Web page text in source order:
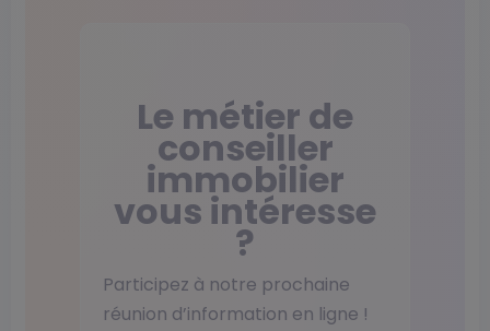
Le métier de
conseiller
immobilier
vous intéresse
?
Participez à notre prochaine
réunion d’information en ligne !